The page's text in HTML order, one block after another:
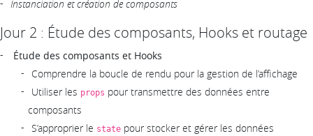
Instanciation et création de composants
Jour 2 : Étude des composants, Hooks et routage
Étude des composants et Hooks
Comprendre la boucle de rendu pour la gestion de l’affichage
Utiliser les props pour transmettre des données entre
composants
S’approprier le state pour stocker et gérer les données